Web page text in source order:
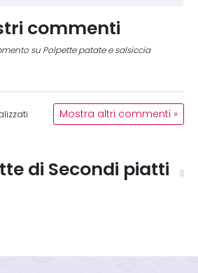
commenti
su Polpette patate e salsiccia
Mostra altri commenti »
di Secondi piatti